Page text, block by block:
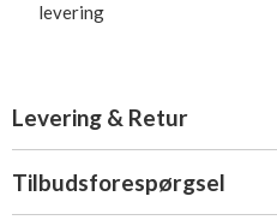
levering
Levering & Retur
Tilbudsforespørgsel